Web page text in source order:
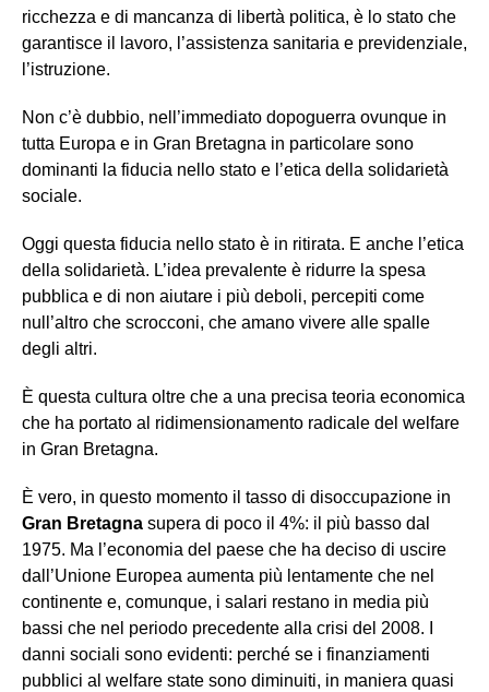
ricchezza e di mancanza di libertà politica, è lo stato che
garantisce il lavoro, l’assistenza sanitaria e previdenziale,
l’istruzione.
Non c’è dubbio, nell’immediato dopoguerra ovunque in
tutta Europa e in Gran Bretagna in particolare sono
dominanti la fiducia nello stato e l’etica della solidarietà
sociale.
Oggi questa fiducia nello stato è in ritirata. E anche l’etica
della solidarietà. L’idea prevalente è ridurre la spesa
pubblica e di non aiutare i più deboli, percepiti come
null’altro che scrocconi, che amano vivere alle spalle
degli altri.
È questa cultura oltre che a una precisa teoria economica
che ha portato al ridimensionamento radicale del welfare
in Gran Bretagna.
È vero, in questo momento il tasso di disoccupazione in
Gran Bretagna supera di poco il 4%: il più basso dal
1975. Ma l’economia del paese che ha deciso di uscire
dall’Unione Europea aumenta più lentamente che nel
continente e, comunque, i salari restano in media più
bassi che nel periodo precedente alla crisi del 2008. I
danni sociali sono evidenti: perché se i finanziamenti
pubblici al welfare state sono diminuiti, in maniera quasi